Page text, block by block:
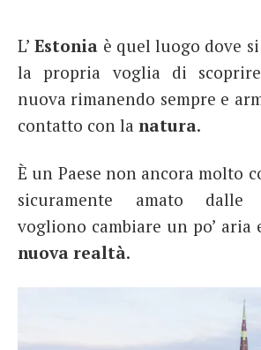
L’Estonia è quel luogo dove
la propria voglia di
nuova rimanendo sempre e
contatto con la natura.
È un Paese non ancora molto
sicuramente amato dalle
vogliono cambiare un po’ aria
nuova realtà.